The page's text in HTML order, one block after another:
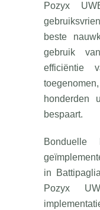
Pozyx
beste
gebruik
efficiëntie
honderden
bespaart.
in
Pozyx